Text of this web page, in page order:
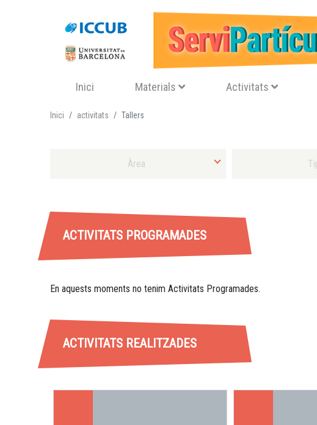
Navegació principal
Inici Materials Activitats
Inici activitats Tallers
ACTIVITATS PROGRAMADES
En aquests moments no tenim Activitats Programades.
ACTIVITATS REALITZADES